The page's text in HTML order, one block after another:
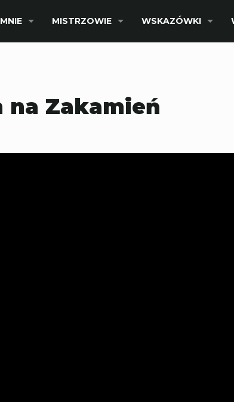
MISTRZOWIE WSKAZÓWKI
na Zakamień